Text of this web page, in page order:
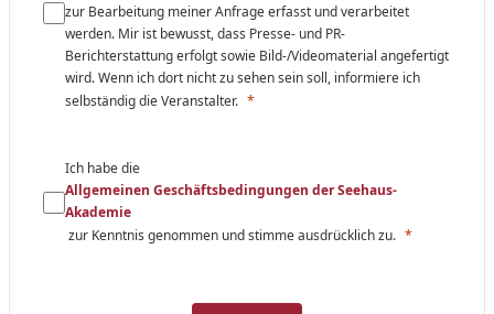
zur Bearbeitung meiner Anfrage erfasst und verarbeitet
werden. Mir ist bewusst, dass Presse- und PR-
Berichterstattung erfolgt sowie Bild-/Videomaterial angefertigt
wird. Wenn ich dort nicht zu sehen sein soll, informiere ich
selbständig die Veranstalter.
Ich habe die
Allgemeinen Geschäftsbedingungen der Seehaus-
Akademie
zur Kenntnis genommen und stimme ausdrücklich zu.